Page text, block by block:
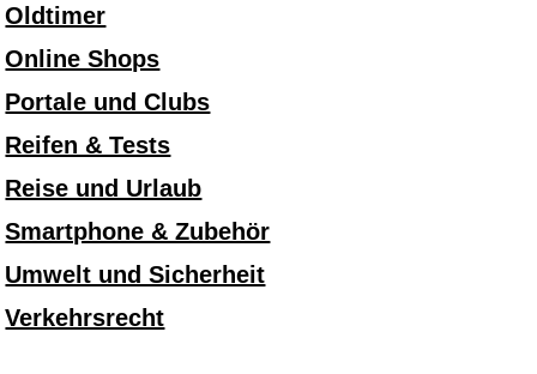
Oldtimer
Online Shops
Portale und Clubs
Reifen & Tests
Reise und Urlaub
Smartphone & Zubehör
Umwelt und Sicherheit
Verkehrsrecht